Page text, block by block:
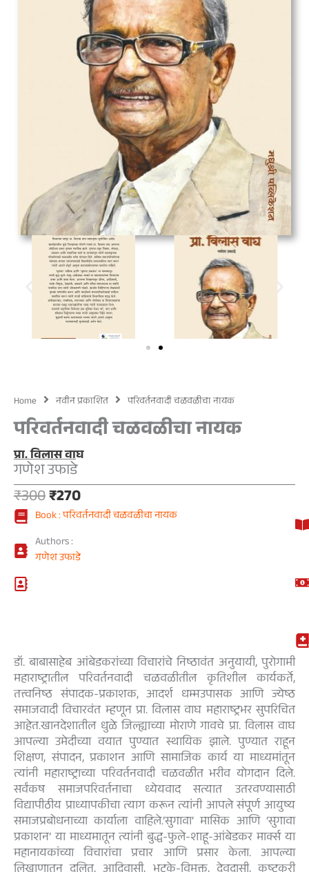
Home नवीन प्रकाशित परिवर्तनवादी चळवळीचा नायक
परिवर्तनवादी चळवळीचा नायक
प्रा. विलास वाघ
गणेश उफाडे
₹300Original
price
₹300.
₹270Current
price
Book : परिवर्तनवादी चळवळीचा नायक
Authors :
गणेश उफाडे
डॉ. बाबासाहेब आंबेडकरांच्या विचारांचे निष्ठावंत अनुयायी, पुरोगामी
महाराष्ट्रातील परिवर्तनवादी चळवळीतील कृतिशील कार्यकर्ते,
तत्त्वनिष्ठ संपादक-प्रकाशक, आदर्श धम्मउपासक आणि ज्येष्ठ
समाजवादी विचारवंत म्हणून प्रा. विलास वाघ महाराष्ट्रभर सुपरिचित
आहेत.खानदेशातील धुळे जिल्ह्याच्या मोराणे गावचे प्रा. विलास वाघ
आपल्या उमेदीच्या वयात पुण्यात स्थायिक झाले. पुण्यात राहून
शिक्षण, संपादन, प्रकाशन आणि सामाजिक कार्य या माध्यमांतून
त्यांनी महाराष्ट्राच्या परिवर्तनवादी चळवळीत भरीव योगदान दिले.
सर्वंकष समाजपरिवर्तनाचा ध्येयवाद सत्यात उतरवण्यासाठी
विद्यापीठीय प्राध्यापकीचा त्याग करून त्यांनी आपले संपूर्ण आयुष्य
समाजप्रबोधनाच्या कार्याला वाहिले.’सुगावा’ मासिक आणि ‘सुगावा
प्रकाशन’ या माध्यमातून त्यांनी बुद्ध-फुले-शाहू-आंबेडकर मार्क्स या
महानायकांच्या विचारांचा प्रचार आणि प्रसार केला. आपल्या